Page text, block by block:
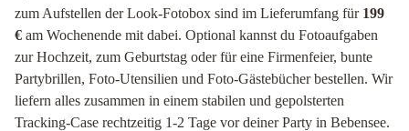
zum Aufstellen der Look-Fotobox sind im Lieferumfang für 199
€ am Wochenende mit dabei. Optional kannst du Fotoaufgaben
zur Hochzeit, zum Geburtstag oder für eine Firmenfeier, bunte
Partybrillen, Foto-Utensilien und Foto-Gästebücher bestellen. Wir
liefern alles zusammen in einem stabilen und gepolsterten
Tracking-Case rechtzeitig 1-2 Tage vor deiner Party in Bebensee.